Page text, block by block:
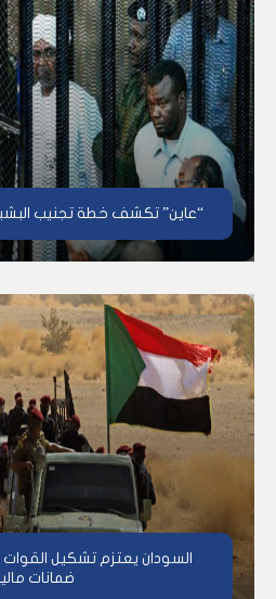
“عاين” تكشف خطة تجنيب البشير
السودان يعتزم تشكيل
ضمانات